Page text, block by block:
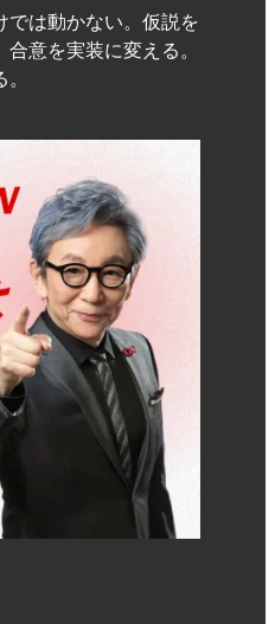
では動かない。仮説を
意を実装に変える。